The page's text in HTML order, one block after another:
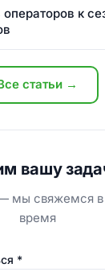
операторов к
статьи →
вашу
— мы свяжемся
время
*